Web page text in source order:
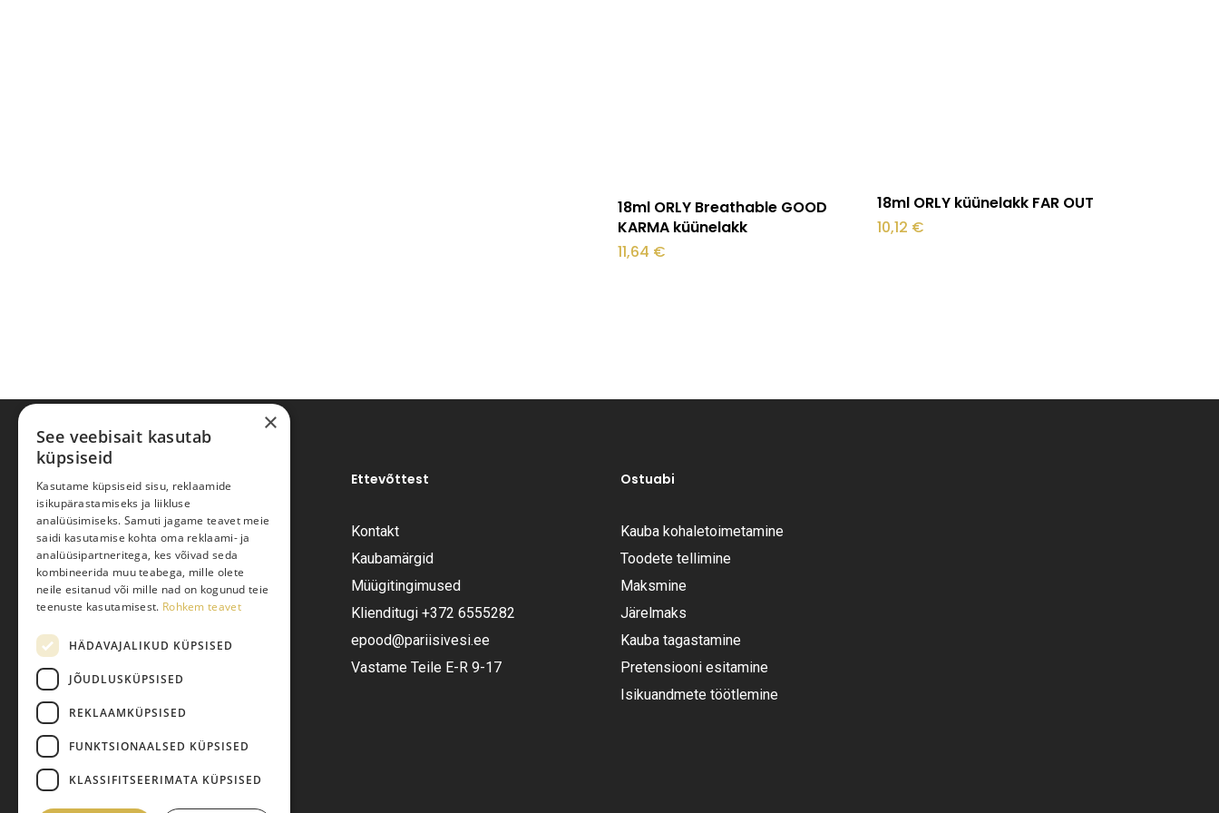
Lisa korvi
18ml ORLY Breathable GOOD
KARMA küünelakk
11,64 €
Lisa korvi
18ml ORLY küünelakk FAR OUT
10,12 €
Pariisi Vesi OÜ
Tüve 54-2, Tallinn 13418
Telefon: +372 6555282
E-post: epood@pariisivesi.ee
Ettevõttest
Kontakt
Kaubamärgid
Müügitingimused
Klienditugi +372 6555282
epood@pariisivesi.ee
Vastame Teile E-R 9-17
Ostuabi
Kauba kohaletoimetamine
Toodete tellimine
Maksmine
Järelmaks
Kauba tagastamine
Pretensiooni esitamine
Isikuandmete töötlemine
×
See veebisait kasutab
küpsiseid
Kasutame küpsiseid sisu, reklaamide
isikupärastamiseks ja liikluse
analüüsimiseks. Samuti jagame teavet meie
saidi kasutamise kohta oma reklaami- ja
analüüsipartneritega, kes võivad seda
kombineerida muu teabega, mille olete
neile esitanud või mille nad on kogunud teie
teenuste kasutamisest. Rohkem teavet
HÄDAVAJALIKUD KÜPSISED
JÕUDLUSKÜPSISED
REKLAAMKÜPSISED
FUNKTSIONAALSED KÜPSISED
KLASSIFITSEERIMATA KÜPSISED